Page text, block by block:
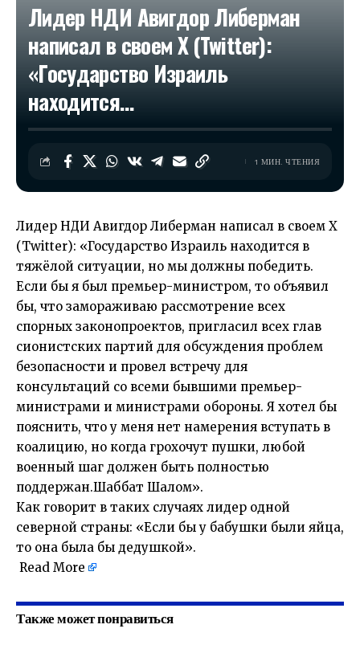
Лидер НДИ Авигдор Либерман
написал в своем Х (Twitter):
«Государство Израиль
находится…
1 МИН. ЧТЕНИЯ
Лидер НДИ Авигдор Либерман написал в своем Х
(Twitter): «Государство Израиль находится в
тяжёлой ситуации, но мы должны победить.
Если бы я был премьер-министром, то объявил
бы, что замораживаю рассмотрение всех
спорных законопроектов, пригласил всех глав
сионистских партий для обсуждения проблем
безопасности и провел встречу для
консультаций со всеми бывшими премьер-
министрами и министрами обороны. Я хотел бы
пояснить, что у меня нет намерения вступать в
коалицию, но когда грохочут пушки, любой
военный шаг должен быть полностью
поддержан.Шаббат Шалом».
Как говорит в таких случаях лидер одной
северной страны: «Если бы у бабушки были яйца,
то она была бы дедушкой».
Read More
Также может понравиться